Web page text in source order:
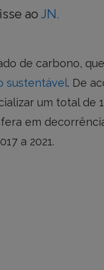
aoJN.
de carbono,
sustentável. De
um total de
em
a 2021.